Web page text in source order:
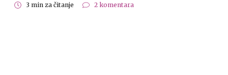
3 min za čitanje 2 komentara